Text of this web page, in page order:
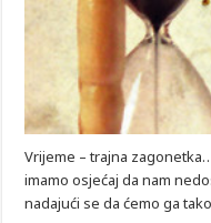
Vrijeme – trajna
imamo osjećaj da nam
nadajući se da ćemo ga